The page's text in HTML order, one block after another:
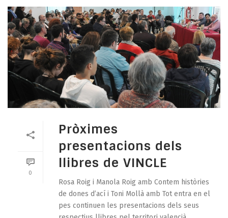
0
Pròximes
presentacions dels
llibres de VINCLE
Rosa Roig i Manola Roig amb Contem històries
de dones d’ací i Toni Mollà amb Tot entra en el
pes continuen les presentacions dels seus